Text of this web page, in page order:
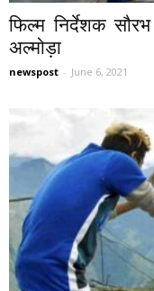
फिल्म निर्देशक
अल्मोड़ा
newspost - June 6, 2021